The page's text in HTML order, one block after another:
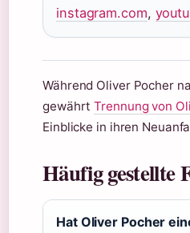
instagram.com,
Während Oliver Pocher
gewährtTrennung von
Einblicke in ihren
Häufig gestellte
Hat Oliver Pocher